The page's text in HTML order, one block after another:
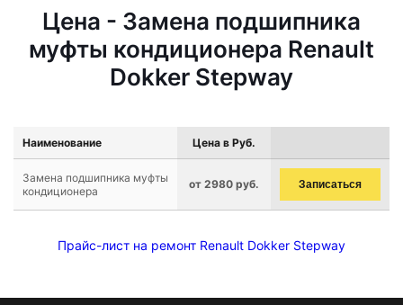
Цена - Замена подшипника
муфты кондиционера Renault
Dokker Stepway
Наименование Цена в Руб.
Замена подшипника муфты
кондиционера
от 2980 руб. Записаться
Прайс-лист на ремонт Renault Dokker Stepway